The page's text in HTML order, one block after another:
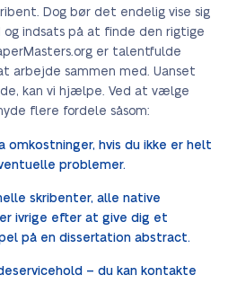
Dog bør det endelig vise sig
indsats på at finde den rigtige
er talentfulde
arbejde sammen med. Uanset
kan vi hjælpe. Ved at vælge
flere fordele såsom:
omkostninger, hvis du ikke er helt
problemer.
skribenter, alle native
ivrige efter at give dig et
på en dissertation abstract.
– du kan kontakte